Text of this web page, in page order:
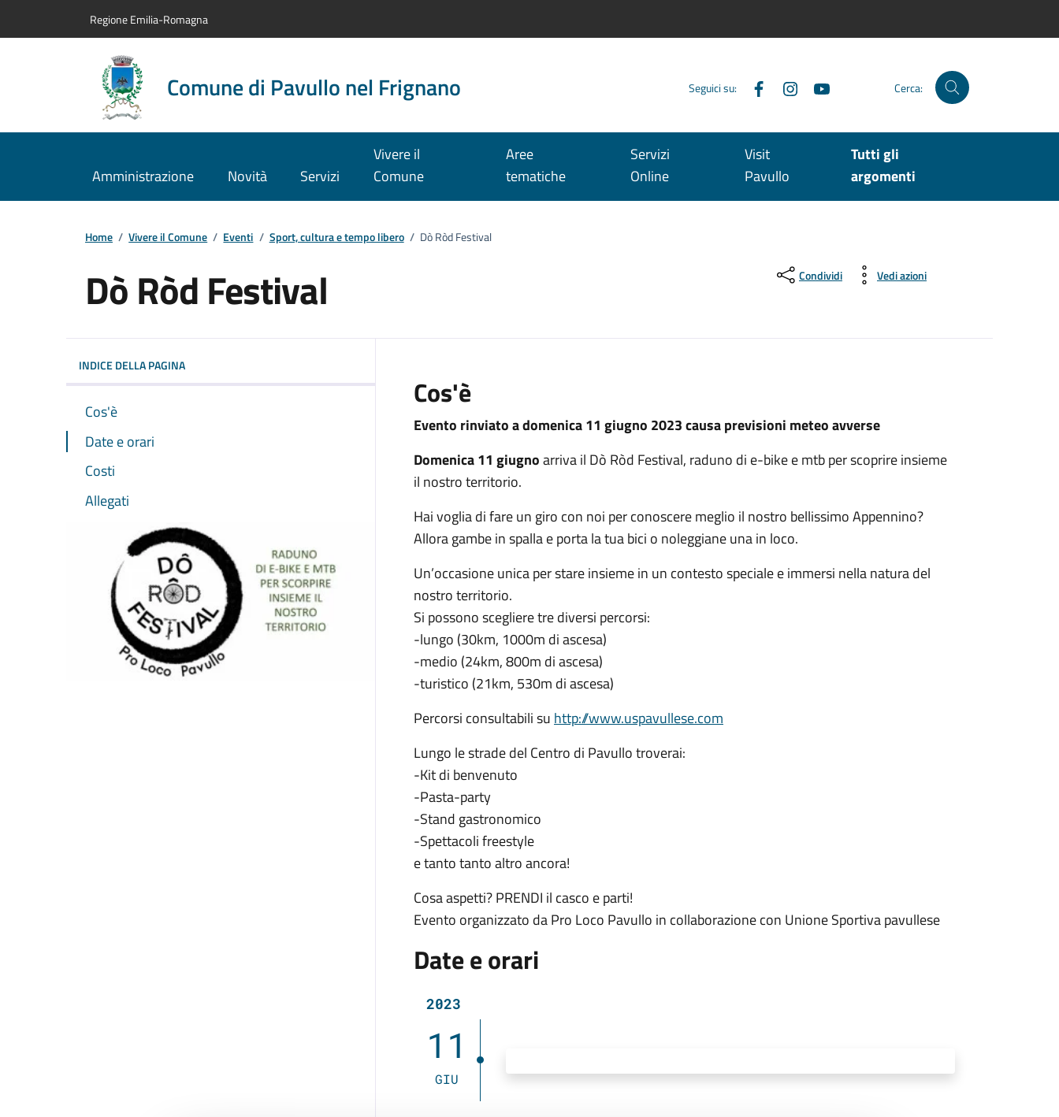
Regione Emilia-Romagna
Comune di Pavullo nel Frignano Seguici su: FacebookInstagram Cerca:
Amministrazione Novità Servizi
Vivere il
Comune
Aree
tematiche
Servizi
Online
Visit
Pavullo
Tutti gli
argomenti
Home / Vivere il Comune / Eventi / Sport, cultura e tempo libero / Dò Ròd Festival
Dò Ròd Festival
Dettagli dell'evento:
Condividi Vedi azioni
INDICE DELLA PAGINA
Cos'è
Date e orari
Costi
Allegati
Cos'è
Evento rinviato a domenica 11 giugno 2023 causa previsioni meteo avverse
Domenica 11 giugnoarriva il Dò Ròd Festival, raduno di e-bike e mtb per scoprire insieme
il nostro territorio.
Hai voglia di fare un giro con noi per conoscere meglio il nostro bellissimo Appennino?
Allora gambe in spalla e porta la tua bici o noleggiane una in loco.
Un’occasione unica per stare insieme in un contesto speciale e immersi nella natura del
nostro territorio.
Si possono scegliere tre diversi percorsi:
-lungo (30km, 1000m di ascesa)
-medio (24km, 800m di ascesa)
-turistico (21km, 530m di ascesa)
Percorsi consultabili su http://www.uspavullese.com
Lungo le strade del Centro di Pavullo troverai:
-Kit di benvenuto
-Pasta-party
-Stand gastronomico
-Spettacoli freestyle
e tanto tanto altro ancora!
Cosa aspetti? PRENDI il casco e parti!
Evento organizzato da Pro Loco Pavullo in collaborazione con Unione Sportiva pavullese
Date e orari
2023
11
GIU